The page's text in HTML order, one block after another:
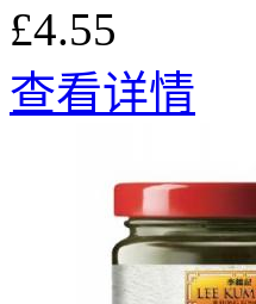
£4.55
查看详情